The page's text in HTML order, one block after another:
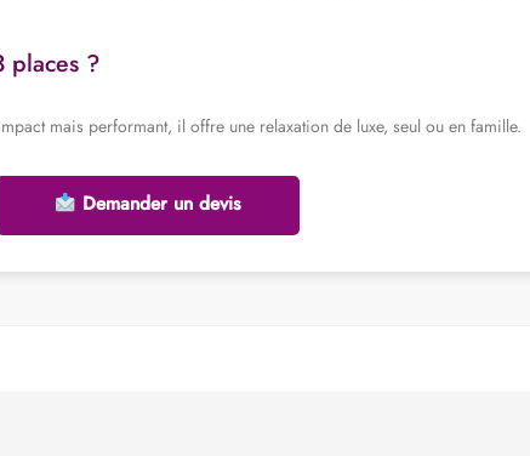
places ?
mais performant, il offre une relaxation de luxe, seul ou en famille.
Demander un devis